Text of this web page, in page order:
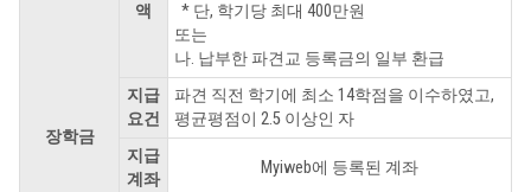
장학금
액
* 단, 학기당 최대 400만원
또는
나. 납부한 파견교 등록금의 일부 환급
지급
요건
파견 직전 학기에 최소 14학점을 이수하였고,
평균평점이 2.5 이상인 자
지급
계좌
Myiweb에 등록된 계좌